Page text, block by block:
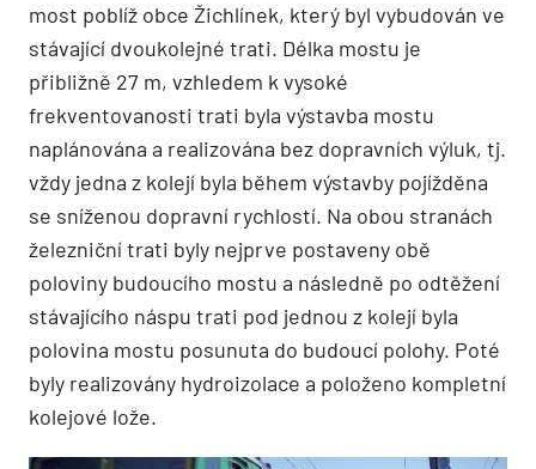
most poblíž obce Žichlínek, který byl vybudován ve
stávající dvoukolejné trati. Délka mostu je
přibližně 27 m, vzhledem k vysoké
frekventovanosti trati byla výstavba mostu
naplánována a realizována bez dopravních výluk, tj.
vždy jedna z kolejí byla během výstavby pojížděna
se sníženou dopravní rychlostí. Na obou stranách
železniční trati byly nejprve postaveny obě
poloviny budoucího mostu a následně po odtěžení
stávajícího náspu trati pod jednou z kolejí byla
polovina mostu posunuta do budoucí polohy. Poté
byly realizovány hydroizolace a položeno kompletní
kolejové lože.